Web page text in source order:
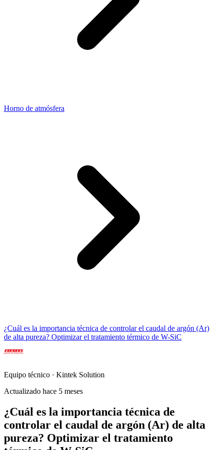
Horno de atmósfera
¿Cuál es la importancia técnica de controlar el caudal de argón (Ar)
de alta pureza? Optimizar el tratamiento térmico de W-SiC
Equipo técnico · Kintek Solution
Actualizado hace 5 meses
¿Cuál es la importancia técnica de
controlar el caudal de argón (Ar) de alta
pureza? Optimizar el tratamiento